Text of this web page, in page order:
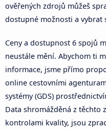
ověřených zdrojů můžeš
dostupné možnosti a vybrat
Ceny a dostupnost 6 spojů
neustále mění. Abychom ti
informace, jsme přímo
online cestovními
systémy (GDS)
Data shromážděná z těchto
kontrolami kvality, jsou